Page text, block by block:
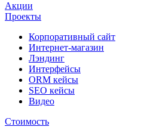
Акции
Проекты
Корпоративный сайт
Интернет-магазин
Лэндинг
Интерфейсы
ORM кейсы
SEO кейсы
Видео
Стоимость